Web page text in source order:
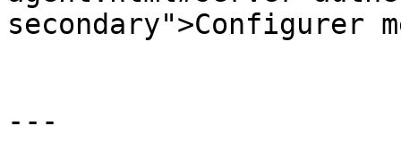
secondary">Configurer
---